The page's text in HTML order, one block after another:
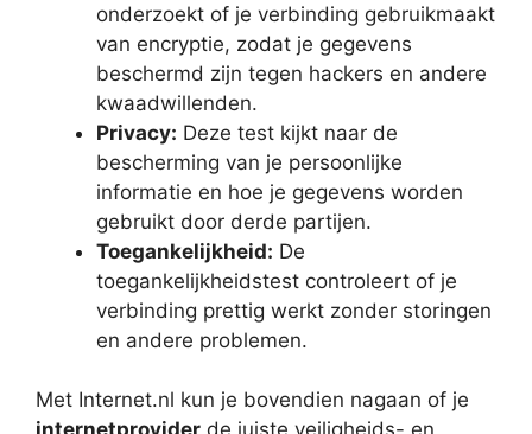
onderzoekt of je verbinding gebruikmaakt
van encryptie, zodat je gegevens
beschermd zijn tegen hackers en andere
kwaadwillenden.
Privacy: Deze test kijkt naar de
bescherming van je persoonlijke
informatie en hoe je gegevens worden
gebruikt door derde partijen.
Toegankelijkheid: De
toegankelijkheidstest controleert of je
verbinding prettig werkt zonder storingen
en andere problemen.
Met Internet.nl kun je bovendien nagaan of je